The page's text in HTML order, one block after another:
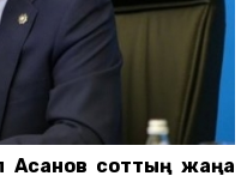
Асанов соттың жаңа